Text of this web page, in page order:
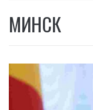
МИНСК